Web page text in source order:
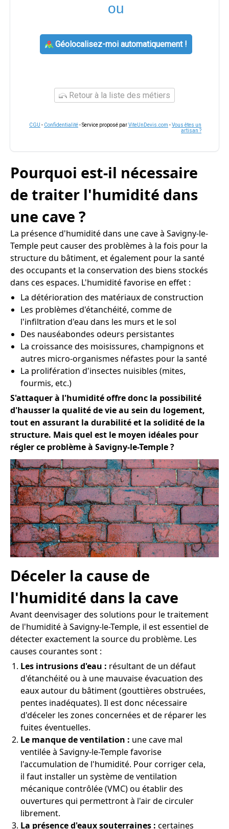
ou
Géolocalisez-moi automatiquement !
Retour à la liste des métiers
CGU - Confidentialité- Service proposé parViteUnDevis.com -Vous êtes un
artisan ?
Pourquoi est-il nécessaire
de traiter l'humidité dans
une cave ?
La présence d'humidité dans une cave à Savigny-le-
Temple peut causer des problèmes à la fois pour la
structure du bâtiment, et également pour la santé
des occupants et la conservation des biens stockés
dans ces espaces. L'humidité favorise en effet :
La détérioration des matériaux de construction
Les problèmes d'étanchéité, comme de
l'infiltration d'eau dans les murs et le sol
Des nauséabondes odeurs persistantes
La croissance des moisissures, champignons et
autres micro-organismes néfastes pour la santé
La prolifération d'insectes nuisibles (mites,
fourmis, etc.)
S'attaquer à l'humidité offre donc la possibilité
d'hausser la qualité de vie au sein du logement,
tout en assurant la durabilité et la solidité de la
structure. Mais quel est le moyen idéales pour
régler ce problème à Savigny-le-Temple ?
Déceler la cause de
l'humidité dans la cave
Avant deenvisager des solutions pour le traitement
de l'humidité à Savigny-le-Temple, il est essentiel de
détecter exactement la source du problème. Les
causes courantes sont :
Les intrusions d'eau : résultant de un défaut
d'étanchéité ou à une mauvaise évacuation des
eaux autour du bâtiment (gouttières obstruées,
pentes inadéquates). Il est donc nécessaire
d'déceler les zones concernées et de réparer les
fuites éventuelles.
Le manque de ventilation : une cave mal
ventilée à Savigny-le-Temple favorise
l'accumulation de l'humidité. Pour corriger cela,
il faut installer un système de ventilation
mécanique contrôlée (VMC) ou établir des
ouvertures qui permettront à l'air de circuler
librement.
La présence d'eaux souterraines : certaines